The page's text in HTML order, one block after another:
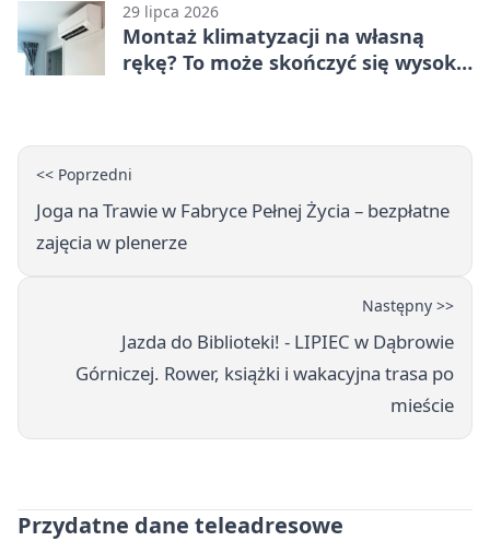
29 lipca 2026
Montaż klimatyzacji na własną
rękę? To może skończyć się wysoką
<< Poprzedni
Joga na Trawie w Fabryce Pełnej Życia – bezpłatne
zajęcia w plenerze
Następny >>
Jazda do Biblioteki! - LIPIEC w Dąbrowie
Górniczej. Rower, książki i wakacyjna trasa po
mieście
Przydatne dane teleadresowe